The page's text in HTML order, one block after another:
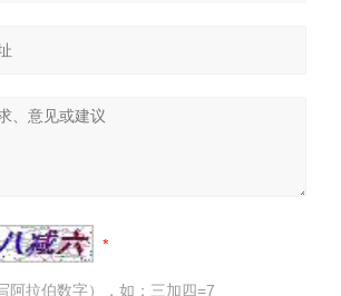
阿拉伯数字），如：三加四=7